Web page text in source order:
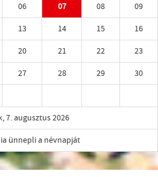
06 07 08
09
13 14 15
16
20 21 22
23
27 28 29
30
7. augusztus 2026
ünnepli a névnapját